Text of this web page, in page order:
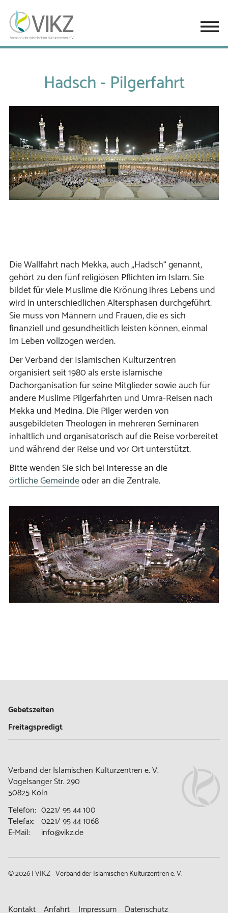
Hadsch - Pilgerfahrt
Die Wallfahrt nach Mekka, auch „Hadsch“ genannt,
gehört zu den fünf religiösen Pflichten im Islam. Sie
bildet für viele Muslime die Krönung ihres Lebens und
wird in unterschiedlichen Altersphasen durchgeführt.
Sie muss von Männern und Frauen, die es sich
finanziell und gesundheitlich leisten können, einmal
im Leben vollzogen werden.
Der Verband der Islamischen Kulturzentren
organisiert seit 1980 als erste islamische
Dachorganisation für seine Mitglieder sowie auch für
andere Muslime Pilgerfahrten und Umra-Reisen nach
Mekka und Medina. Die Pilger werden von
ausgebildeten Theologen in mehreren Seminaren
inhaltlich und organisatorisch auf die Reise vorbereitet
und während der Reise und vor Ort unterstützt.
Bitte wenden Sie sich bei Interesse an die
örtliche Gemeindeoder an die Zentrale.
Gebetszeiten
Freitagspredigt
Verband der Islamischen Kulturzentren e. V.
Vogelsanger Str. 290
50825 Köln
Telefon: 0221/ 95 44 100
Telefax: 0221/ 95 44 1068
E-Mail:
info@vikz.de
© 2026 | VIKZ - Verband der Islamischen Kulturzentren e. V.
Navigation
Kontakt Anfahrt Impressum Datenschutz